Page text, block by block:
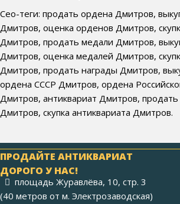
Сео-теги: продать ордена Дмитров,
Дмитров, оценка орденов Дмитров,
Дмитров, продать медали Дмитров,
Дмитров, оценка медалей Дмитров,
Дмитров, продать награды Дмитров,
ордена СССР Дмитров, ордена
Дмитров, антиквариат Дмитров, продать
Дмитров, скупка антиквариата Дмитров.
ПРОДАЙТЕ АНТИКВАРИАТ
ДОРОГО У НАС!
площадь Журавлёва, 10, стр. 3
(40 метров от м. Электрозаводская)